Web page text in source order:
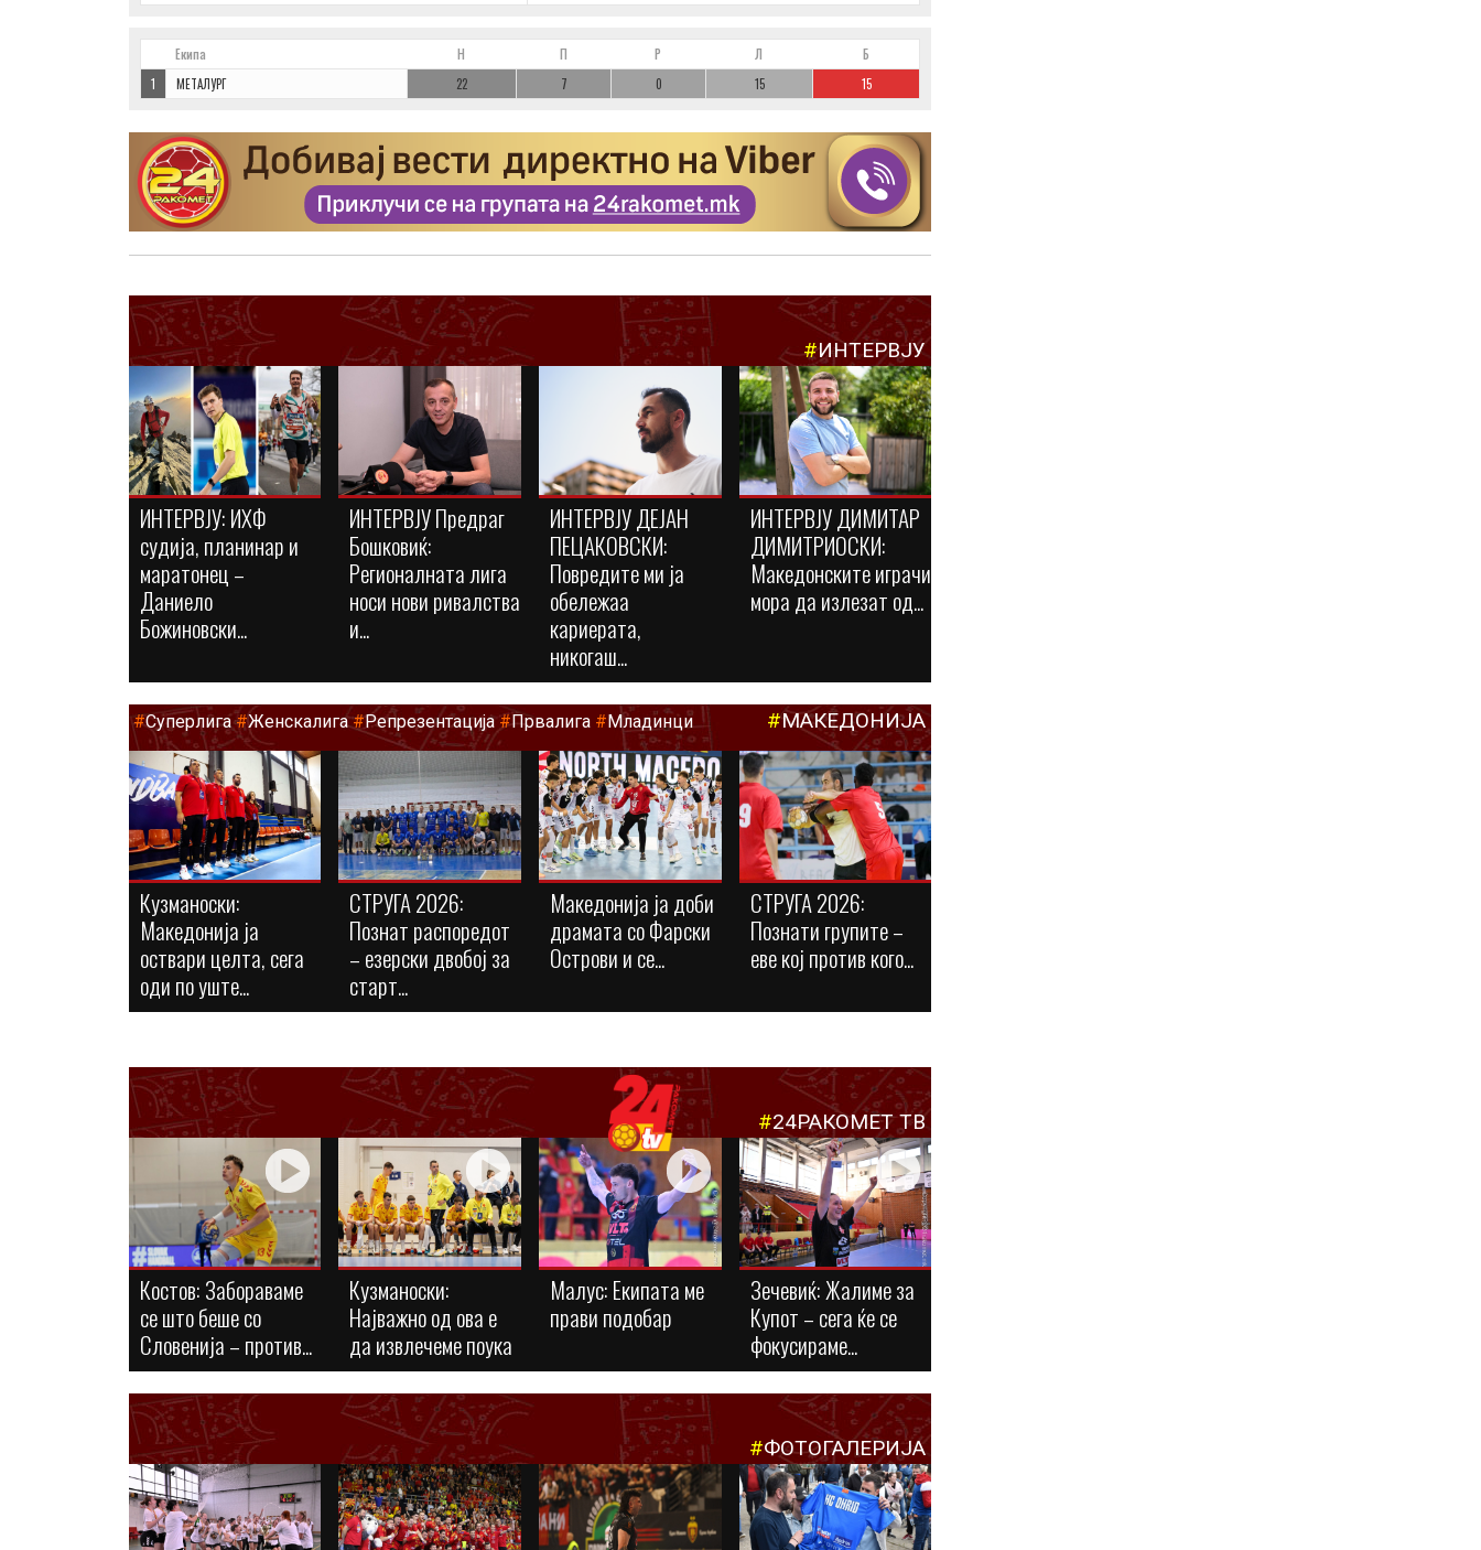
Екипа Н П Р Л
Б
1
МЕТАЛУРГ 22 7 0 15 15
#ИНТЕРВЈУ
ИНТЕРВЈУ: ИХФ
судија, планинар и
маратонец –
Даниело
Божиновски...
ИНТЕРВЈУ Предраг
Бошковиќ:
Регионалната лига
носи нови ривалства
и...
ИНТЕРВЈУ ДЕЈАН
ПЕЦАКОВСКИ:
Повредите ми ја
обележаа
кариерата,
никогаш...
ИНТЕРВЈУ ДИМИТАР
ДИМИТРИОСКИ:
Македонските играчи
мора да излезат од...
#Суперлига #Женскалига#Репрезентација #Првалига #Младинци #МАКЕДОНИЈА
Кузманоски:
Македонија ја
оствари целта, сега
оди по уште...
СТРУГА 2026:
Познат распоредот
– езерски двобој за
старт...
Македонија ја доби
драмата со Фарски
Острови и се...
СТРУГА 2026:
Познати групите –
еве кој против кого...
#24РАКОМЕТ ТВ
Костов: Забораваме
се што беше со
Словенија – против...
Кузманоски:
Најважно од ова е
да извлечеме поука
Малус: Eкипата ме
прави подобар
Зечевиќ: Жалиме за
Купот – сега ќе се
фокусираме...
#ФОТОГАЛЕРИЈА